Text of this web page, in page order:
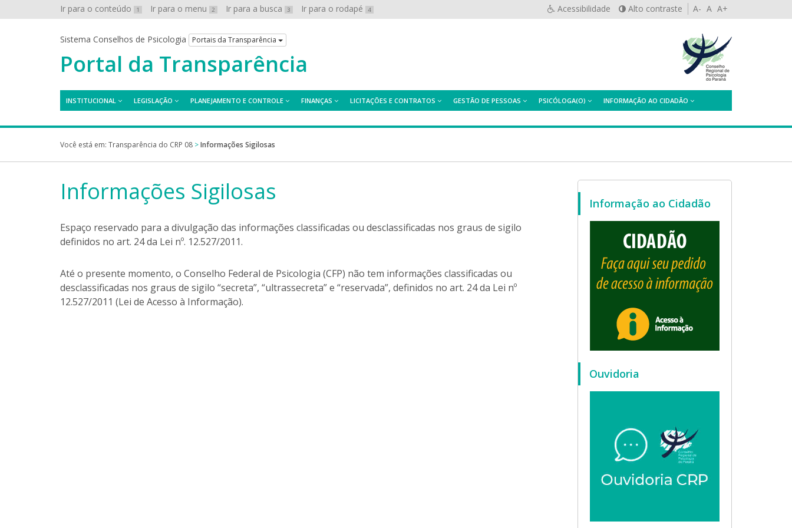
Ir para o conteúdo 1 Ir para o menu 2 Ir para a busca 3 Ir para o rodapé 4 Acessibilidade Alto contraste A- A A+
Sistema Conselhos de Psicologia Portais da Transparência
Portal da Transparência
INSTITUCIONAL LEGISLAÇÃO PLANEJAMENTO E CONTROLE FINANÇAS LICITAÇÕES E CONTRATOS GESTÃO DE PESSOAS PSICÓLOGA(O) INFORMAÇÃO AO CIDADÃO
Você está em: Transparência do CRP 08 >Informações Sigilosas
Informações Sigilosas
Espaço reservado para a divulgação das informações classificadas ou desclassificadas nos graus de sigilo
definidos no art. 24 da Lei nº. 12.527/2011.
Até o presente momento, o Conselho Federal de Psicologia (CFP) não tem informações classificadas ou
desclassificadas nos graus de sigilo “secreta”, “ultrassecreta” e “reservada”, definidos no art. 24 da Lei nº
12.527/2011 (Lei de Acesso à Informação).
Informação ao Cidadão
Ouvidoria